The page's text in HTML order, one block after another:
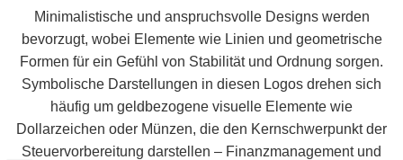
Minimalistische und anspruchsvolle Designs werden
bevorzugt, wobei Elemente wie Linien und geometrische
Formen für ein Gefühl von Stabilität und Ordnung sorgen.
Symbolische Darstellungen in diesen Logos drehen sich
häufig um geldbezogene visuelle Elemente wie
Dollarzeichen oder Münzen, die den Kernschwerpunkt der
Steuervorbereitung darstellen – Finanzmanagement und